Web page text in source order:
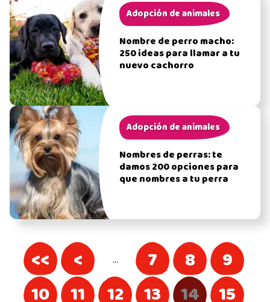
Adopción de animales
Nombre de perro macho:
250 ideas para llamar a tu
nuevo cachorro
Adopción de animales
Nombres de perras: te
damos 200 opciones para
que nombres a tu perra
<< < … 7 8
9
10
11 12 13 14 15